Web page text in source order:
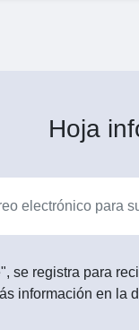
Hoja
se registra para
información en la